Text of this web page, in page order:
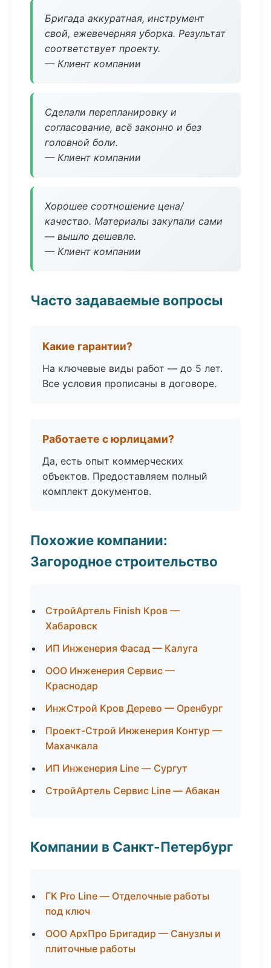
Бригада аккуратная, инструмент
свой, ежевечерняя уборка. Результат
соответствует проекту.
— Клиент компании
Сделали перепланировку и
согласование, всё законно и без
головной боли.
— Клиент компании
Хорошее соотношение цена/
качество. Материалы закупали сами
— вышло дешевле.
— Клиент компании
Часто задаваемые вопросы
Какие гарантии?
На ключевые виды работ — до 5 лет.
Все условия прописаны в договоре.
Работаете с юрлицами?
Да, есть опыт коммерческих
объектов. Предоставляем полный
комплект документов.
Похожие компании:
Загородное строительство
СтройАртель Finish Кров —
Хабаровск
ИП Инженерия Фасад — Калуга
ООО Инженерия Сервис —
Краснодар
ИнжСтрой Кров Дерево — Оренбург
Проект-Строй Инженерия Контур —
Махачкала
ИП Инженерия Line — Сургут
СтройАртель Сервис Line — Абакан
Компании в Санкт-Петербург
ГК Pro Line — Отделочные работы
под ключ
ООО АрхПро Бригадир — Санузлы и
плиточные работы